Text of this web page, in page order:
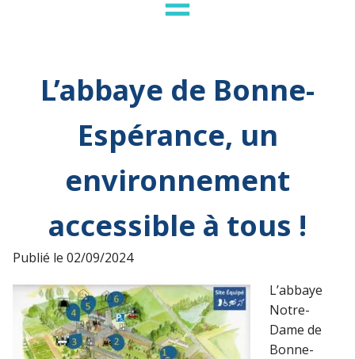
L’abbaye de Bonne-
Espérance, un
environnement
accessible à tous !
Publié le 02/09/2024
L’abbaye
Notre-
Dame de
Bonne-